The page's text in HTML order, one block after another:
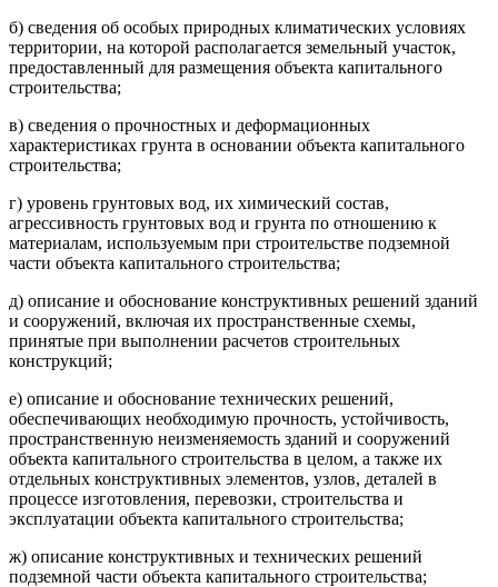
б) сведения об особых природных климатических условиях
территории, на которой располагается земельный участок,
предоставленный для размещения объекта капитального
строительства;
в) сведения о прочностных и деформационных
характеристиках грунта в основании объекта капитального
строительства;
г) уровень грунтовых вод, их химический состав,
агрессивность грунтовых вод и грунта по отношению к
материалам, используемым при строительстве подземной
части объекта капитального строительства;
д) описание и обоснование конструктивных решений зданий
и сооружений, включая их пространственные схемы,
принятые при выполнении расчетов строительных
конструкций;
е) описание и обоснование технических решений,
обеспечивающих необходимую прочность, устойчивость,
пространственную неизменяемость зданий и сооружений
объекта капитального строительства в целом, а также их
отдельных конструктивных элементов, узлов, деталей в
процессе изготовления, перевозки, строительства и
эксплуатации объекта капитального строительства;
ж) описание конструктивных и технических решений
подземной части объекта капитального строительства;